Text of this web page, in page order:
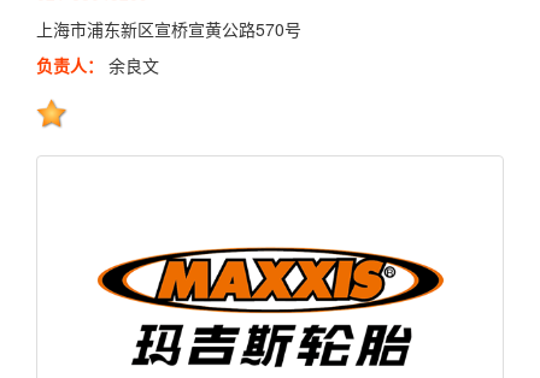
上海市浦东新区宣桥宣黄公路570号
负责人：
余良文